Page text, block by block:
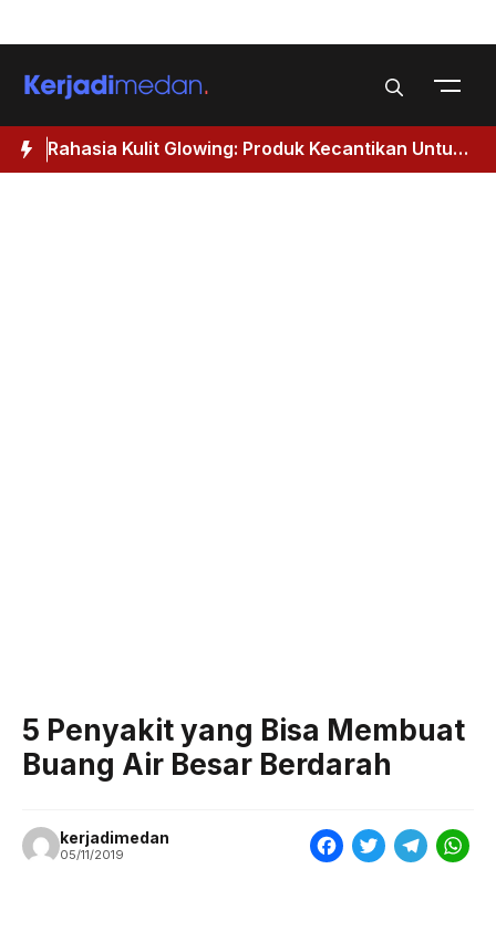
to
Rahasia Kulit Glowing: Produk Kecantikan Untuk
Wanita 40 Tahun Keatas
5 Penyakit yang Bisa Membuat
Buang Air Besar Berdarah
kerjadimedan
05/11/2019
F
T
T
W